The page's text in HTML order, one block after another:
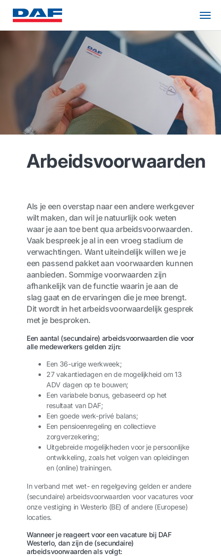
Arbeidsvoorwaarden
Als je een overstap naar een andere werkgever
wilt maken, dan wil je natuurlijk ook weten
waar je aan toe bent qua arbeidsvoorwaarden.
Vaak bespreek je al in een vroeg stadium de
verwachtingen. Want uiteindelijk willen we je
een passend pakket aan voorwaarden kunnen
aanbieden. Sommige voorwaarden zijn
afhankelijk van de functie waarin je aan de
slag gaat en de ervaringen die je mee brengt.
Dit wordt in het arbeidsvoorwaardelijk gesprek
met je besproken.
Een aantal (secundaire) arbeidsvoorwaarden die voor
alle medewerkers gelden zijn:
Een 36-urige werkweek;
27 vakantiedagen en de mogelijkheid om 13
ADV dagen op te bouwen;
Een variabele bonus, gebaseerd op het
resultaat van DAF;
Een goede werk-privé balans;
Een pensioenregeling en collectieve
zorgverzekering;
Uitgebreide mogelijkheden voor je persoonlijke
ontwikkeling, zoals het volgen van opleidingen
en (online) trainingen.
In verband met wet- en regelgeving gelden er andere
(secundaire) arbeidsvoorwaarden voor vacatures voor
onze vestiging in Westerlo (BE) of andere (Europese)
locaties.
Wanneer je reageert voor een vacature bij DAF
Westerlo, dan zijn de (secundaire)
arbeidsvoorwaarden als volgt: